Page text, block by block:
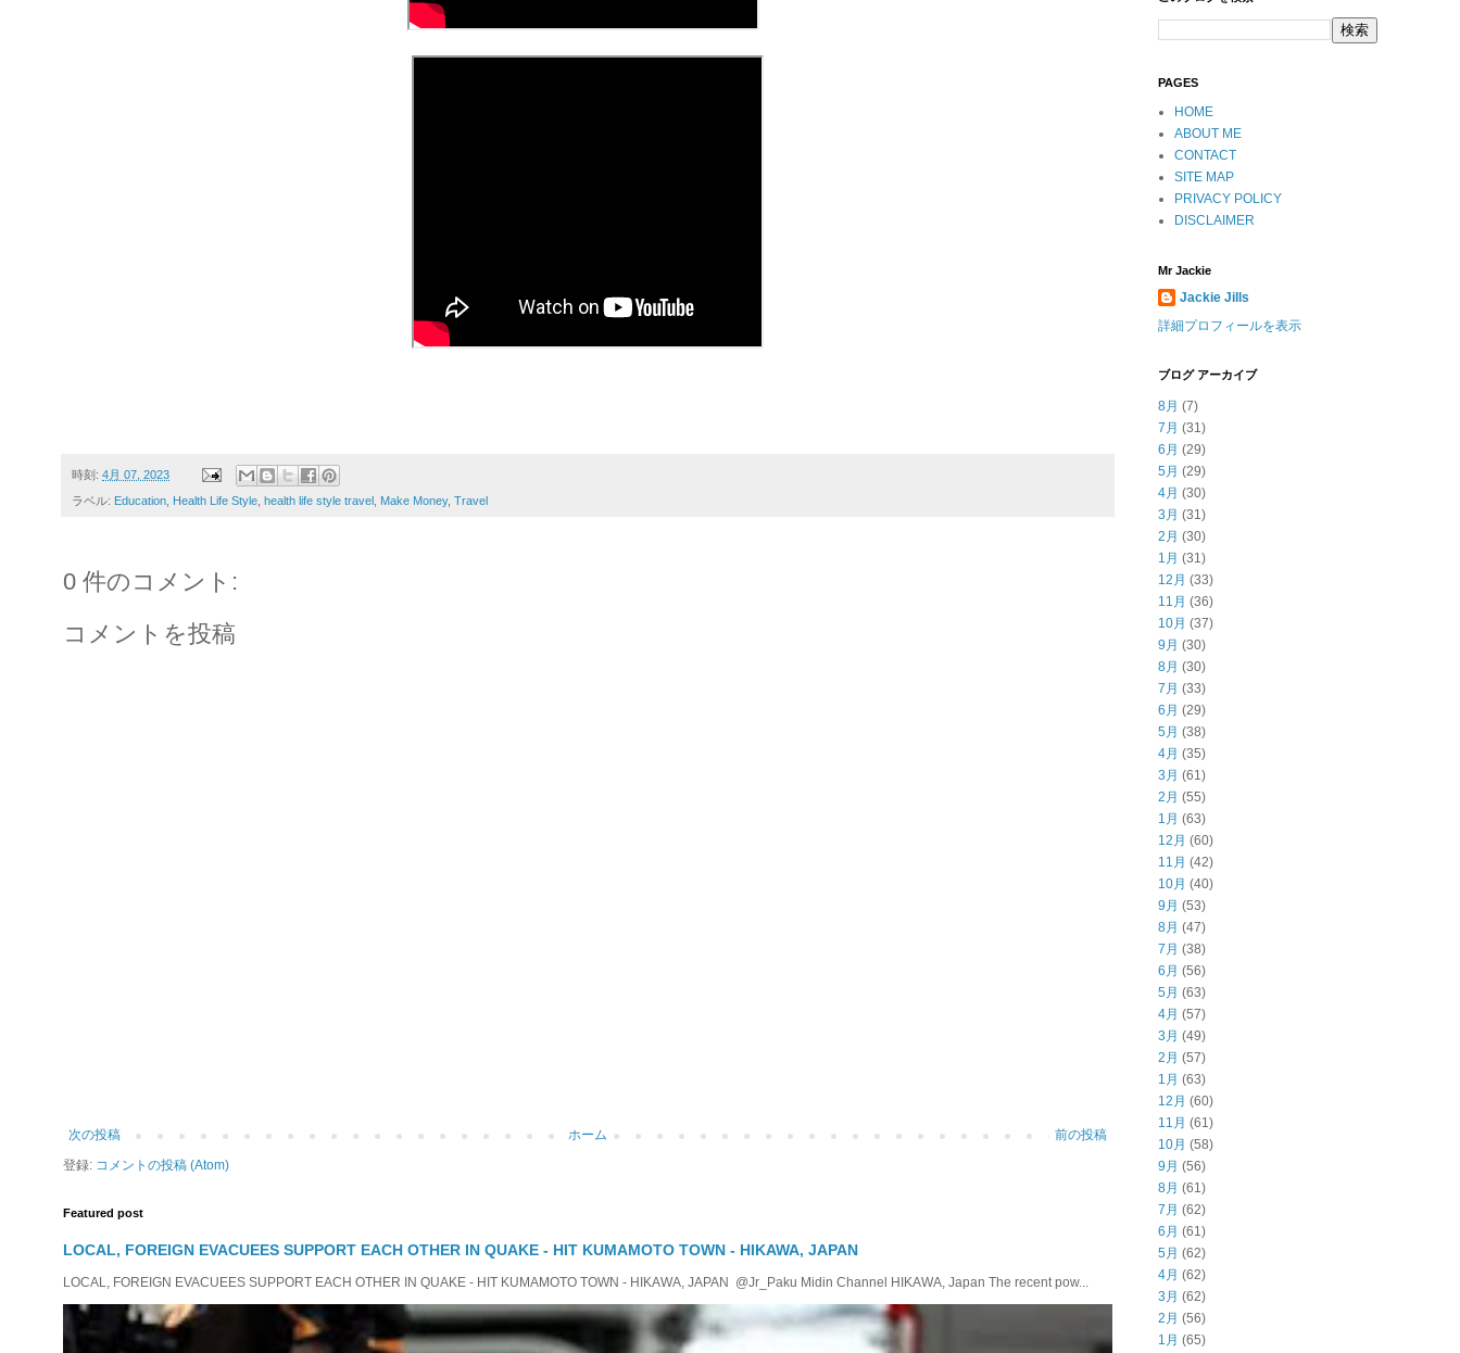
時刻: 4月 07, 2023
ラベル: Education Health Life Style health life style travel Make Money, Travel
0 件のコメント:
コメントを投稿
次の投稿 前の投稿
ホーム
登録: コメントの投稿 (Atom)
Featured post
LOCAL, FOREIGN EVACUEES SUPPORT EACH OTHER IN QUAKE - HIT KUMAMOTO TOWN - HIKAWA, JAPAN
LOCAL, FOREIGN EVACUEES SUPPORT EACH OTHER IN QUAKE - HIT KUMAMOTO TOWN - HIKAWA, JAPAN @Jr_Paku Midin Channel HIKAWA, Japan The recent pow...
PAGES
HOME
ABOUT ME
CONTACT
SITE MAP
PRIVACY POLICY
DISCLAIMER
Mr Jackie
Jackie Jills
詳細プロフィールを表示
ブログ アーカイブ
8月 (7)
7月 (31)
6月 (29)
5月 (29)
4月 (30)
3月 (31)
2月 (30)
1月 (31)
12月 (33)
11月 (36)
10月 (37)
9月 (30)
8月 (30)
7月 (33)
6月 (29)
5月 (38)
4月 (35)
3月 (61)
2月 (55)
1月 (63)
12月 (60)
11月 (42)
10月 (40)
9月 (53)
8月 (47)
7月 (38)
6月 (56)
5月 (63)
4月 (57)
3月 (49)
2月 (57)
1月 (63)
12月 (60)
11月 (61)
10月 (58)
9月 (56)
8月 (61)
7月 (62)
6月 (61)
5月 (62)
4月 (62)
3月 (62)
2月 (56)
1月 (65)